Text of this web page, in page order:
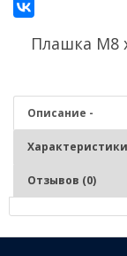
Плашка М8
Описание -
Характеристики
Отзывов (0)